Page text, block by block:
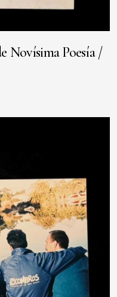
Novísima Poesía /